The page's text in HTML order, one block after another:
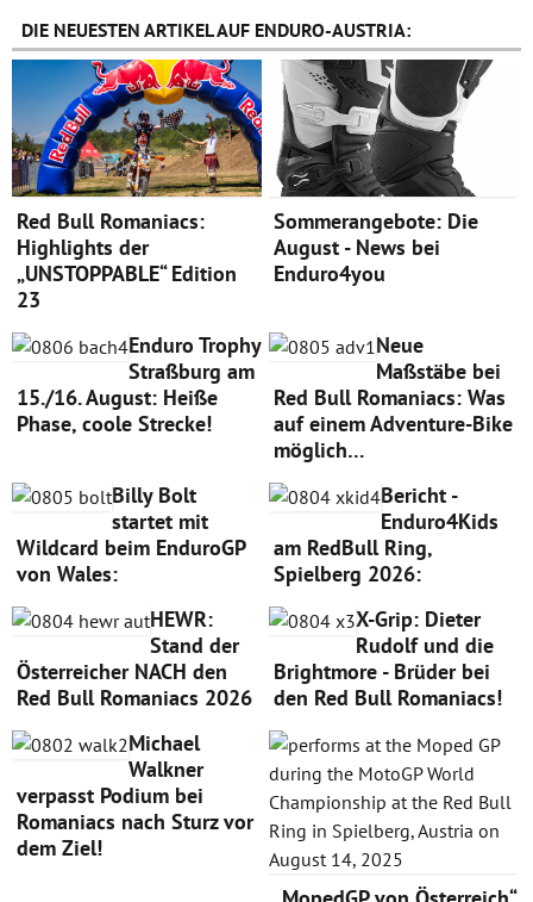
DIE NEUESTEN ARTIKEL AUF ENDURO-AUSTRIA:
Red Bull Romaniacs:
Highlights der
„UNSTOPPABLE“ Edition
23
Sommerangebote: Die
August - News bei
Enduro4you
Enduro Trophy
Straßburg am
15./16. August: Heiße
Phase, coole Strecke!
Neue
Maßstäbe bei
Red Bull Romaniacs: Was
auf einem Adventure-Bike
möglich…
Billy Bolt
startet mit
Wildcard beim EnduroGP
von Wales:
Bericht -
Enduro4Kids
am RedBull Ring,
Spielberg 2026:
HEWR:
Stand der
Österreicher NACH den
Red Bull Romaniacs 2026
X-Grip: Dieter
Rudolf und die
Brightmore - Brüder bei
den Red Bull Romaniacs!
Michael
Walkner
verpasst Podium bei
Romaniacs nach Sturz vor
dem Ziel!